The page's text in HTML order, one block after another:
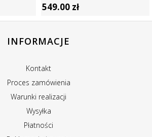
549.00 zł
INFORMACJE
Kontakt
Proces zamówienia
Warunki realizacji
Wysyłka
Płatności